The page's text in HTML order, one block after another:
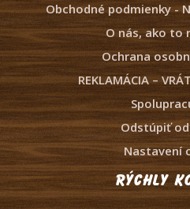
Obchodné podmienky -
O nás, ako to
Ochrana
REKLAMÁCIA –
Odstúpiť
Nastavení
Rýchly